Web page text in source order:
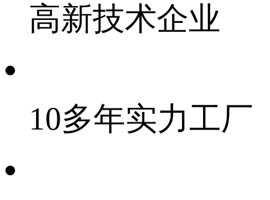
高新技术企业
10多年实力工厂